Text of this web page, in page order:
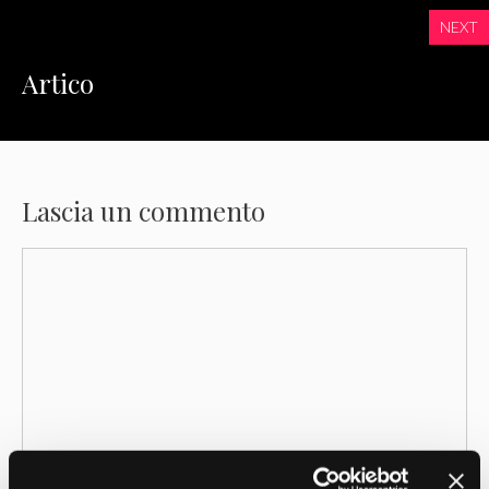
NEXT
Artico
Lascia un commento